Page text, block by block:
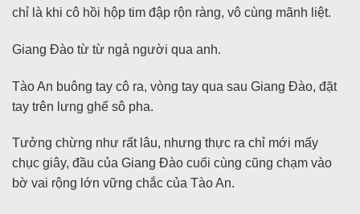
chỉ là khi cô hồi hộp tim đập rộn ràng, vô cùng mãnh liệt.
Giang Đào từ từ ngả người qua anh.
Tào An buông tay cô ra, vòng tay qua sau Giang Đào, đặt
tay trên lưng ghế sô pha.
Tưởng chừng như rất lâu, nhưng thực ra chỉ mới mấy
chục giây, đầu của Giang Đào cuối cùng cũng chạm vào
bờ vai rộng lớn vững chắc của Tào An.